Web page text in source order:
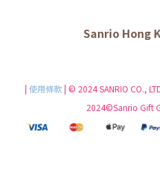
Sanrio Hong
| 使用條款| © 2024 SANRIO CO.,
2024©Sanrio Gift